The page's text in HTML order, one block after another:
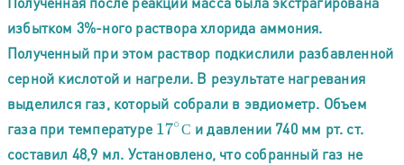
избытком 3%-ного раствора хлорида аммония.
Полученный при этом раствор подкислили разбавленной
серной кислотой и нагрели. В результате нагревания
выделился газ, который собрали в эвдиометр. Объем
газа при температуре
С
17∘С и давлении 740 мм рт. ст.
составил 48,9 мл. Установлено, что собранный газ не